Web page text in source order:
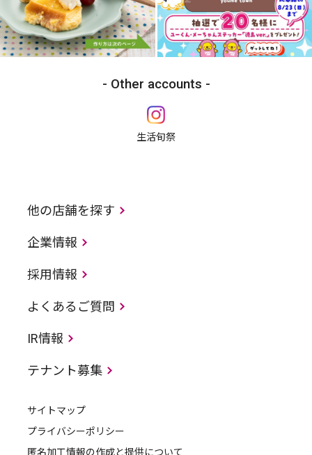
Other accounts
生活旬祭
他の店舗を探す
企業情報
採用情報
よくあるご質問
IR情報
テナント募集
サイトマップ
プライバシーポリシー
匿名加工情報の作成と提供について